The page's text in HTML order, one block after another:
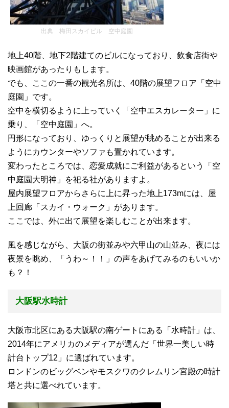
出典 梅田スカイビル 空中庭園
地上40階、地下2階建てのビルになっており、飲食店街や
映画館があったりもします。
でも、ここの一番の観光名所は、40階の展望フロア「空中
庭園」です。
空中を横切るように上っていく「空中エスカレーター」に
乗り、「空中庭園」へ。
円形になっており、ゆっくりと展望が眺めることが出来る
ようにカウンターやソファも置かれています。
変わったところでは、恋愛成就にご利益があるという「空
中庭園大明神」を祀る社がありますよ。
屋内展望フロアからさらに上に昇った地上173mには、屋
上回廊「スカイ・ウォーク」があります。
ここでは、外に出て展望を楽しむことが出来ます。
風を感じながら、大阪の街並みや六甲山の山並み、夜には
夜景を眺め、「うわ～！！」の声をあげてみるのもいいか
も？！
大阪駅水時計
大阪市北区にある大阪駅の南ゲートにある「水時計」は、
2014年にアメリカのメディアが選んだ「世界一美しい時
計台トップ12」に選ばれています。
ロンドンのビッグベンやモスクワのクレムリン宮殿の時計
塔と共に選べれています。